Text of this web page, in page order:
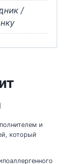
/
и
который